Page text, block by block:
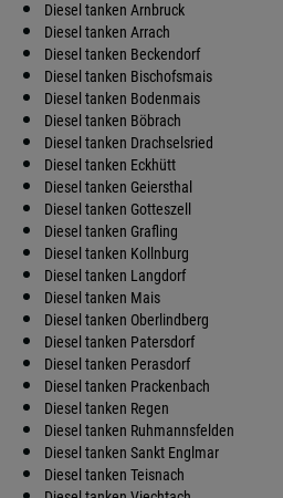
Diesel tanken Arnbruck
Diesel tanken Arrach
Diesel tanken Beckendorf
Diesel tanken Bischofsmais
Diesel tanken Bodenmais
Diesel tanken Böbrach
Diesel tanken Drachselsried
Diesel tanken Eckhütt
Diesel tanken Geiersthal
Diesel tanken Gotteszell
Diesel tanken Grafling
Diesel tanken Kollnburg
Diesel tanken Langdorf
Diesel tanken Mais
Diesel tanken Oberlindberg
Diesel tanken Patersdorf
Diesel tanken Perasdorf
Diesel tanken Prackenbach
Diesel tanken Regen
Diesel tanken Ruhmannsfelden
Diesel tanken Sankt Englmar
Diesel tanken Teisnach